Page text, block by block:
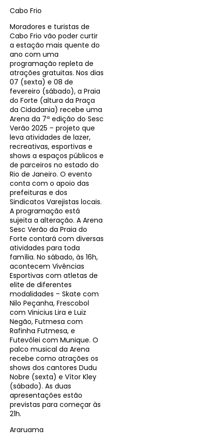
Cabo Frio
Moradores e turistas de
Cabo Frio vão poder curtir
a estação mais quente do
ano com uma
programação repleta de
atrações gratuitas. Nos dias
07 (sexta) e 08 de
fevereiro (sábado), a Praia
do Forte (altura da Praça
da Cidadania) recebe uma
Arena da 7ª edição do Sesc
Verão 2025 – projeto que
leva atividades de lazer,
recreativas, esportivas e
shows a espaços públicos e
de parceiros no estado do
Rio de Janeiro. O evento
conta com o apoio das
prefeituras e dos
Sindicatos Varejistas locais.
A programação está
sujeita a alteração. A Arena
Sesc Verão da Praia do
Forte contará com diversas
atividades para toda
família. No sábado, às 16h,
acontecem Vivências
Esportivas com atletas de
elite de diferentes
modalidades – Skate com
Nilo Peçanha, Frescobol
com Vinicius Lira e Luiz
Negão, Futmesa com
Rafinha Futmesa, e
Futevôlei com Munique. O
palco musical da Arena
recebe como atrações os
shows dos cantores Dudu
Nobre (sexta) e Vítor Kley
(sábado). As duas
apresentações estão
previstas para começar às
21h.
Araruama